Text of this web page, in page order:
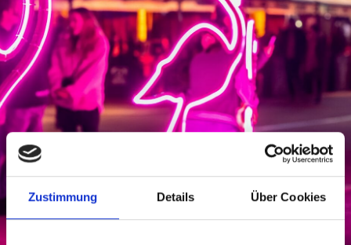
Zustimmung Details Über Cookies